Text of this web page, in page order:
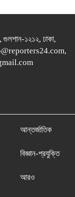
১২১২, ঢাকা,
আন্তর্জাতিক
বিজ্ঞান-প্রযুক্তি
আরও